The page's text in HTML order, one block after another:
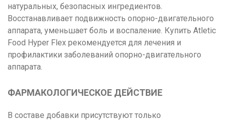
натуральных, безопасных ингредиентов.
Восстанавливает подвижность опорно-двигательного
аппарата, уменьшает боль и воспаление. Купить Atletic
Food Hyper Flex рекомендуется для лечения и
профилактики заболеваний опорно-двигательного
аппарата.
ФАРМАКОЛОГИЧЕСКОЕ ДЕЙСТВИЕ
В составе добавки присутствуют только